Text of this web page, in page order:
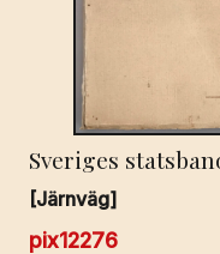
Sveriges
[Järnväg]
pix12276